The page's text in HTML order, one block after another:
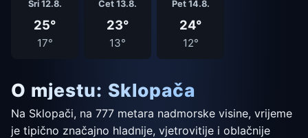
Sri 12.8.
25°
17°
Čet 13.8.
23°
13°
Pet 14.8.
24°
12°
O mjestu: Sklopača
Na Sklopači, na 777 metara nadmorske visine, vrijeme
je tipično značajno hladnije, vjetrovitije i oblačnije